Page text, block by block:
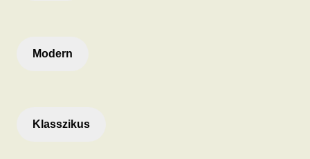
Modern
Klasszikus